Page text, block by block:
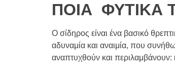
ΠΟΙΑ ΦΥΤΙΚΑ
Ο σίδηρος είναι ένα βασικό
αδυναμία και αναιμία, που
αναπτυχθούν και